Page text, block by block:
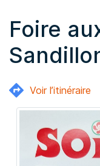
Foire
Voir l’itinéraire